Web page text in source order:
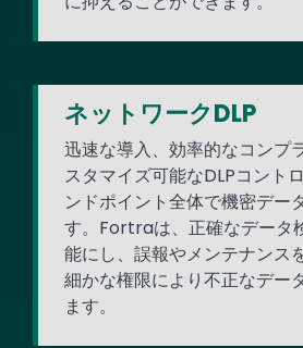
ネットワークDLP
迅速な導入、効率的なコンプ
スタマイズ可能なDLPコント
ンドポイント全体で機密デー
す。Fortraは、正確なデータ
能にし、誤報やメンテナンス
細かな権限により不正なデー
ます。